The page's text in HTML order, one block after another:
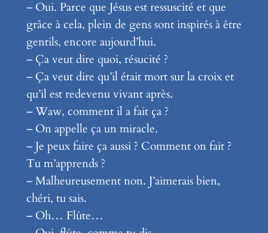
– Oui. Parce que Jésus est ressuscité et que
grâce à cela, plein de gens sont inspirés à être
gentils, encore aujourd’hui.
– Ça veut dire quoi, résucité ?
– Ça veut dire qu’il était mort sur la croix et
qu’il est redevenu vivant après.
– Waw, comment il a fait ça ?
– On appelle ça un miracle.
– Je peux faire ça aussi ? Comment on fait ?
Tu m’apprends ?
– Malheureusement non. J’aimerais bien,
chéri, tu sais.
– Oh… Flûte…